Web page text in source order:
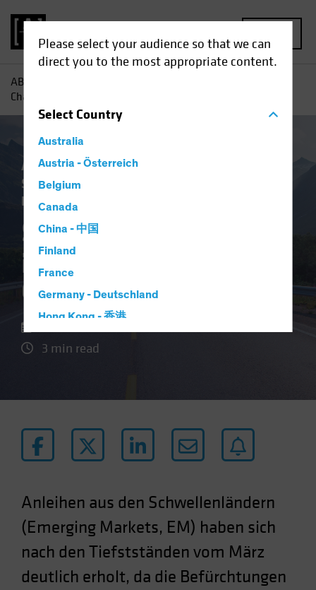
Please select your audience so that we can
direct you to the most appropriate content.
SelectCountry
Australia
Austria - Österreich
Belgium
Canada
China - 中国
Finland
France
Germany - Deutschland
Hong Kong - 香港
Latin America
Luxembourg and Other EMEA
Other Asia-Pacific
Poland
Portugal
AB
Chancen in volatilem Umfeld
Aktiv und Passiv Niedrigzinsumfeld
Schwellenländer
Blog
Schwellenländeranle
ihen
Chancen in volatilem Umfeld
3 min read
Anleihen aus den Schwellenländern
(Emerging Markets, EM) haben sich
nach den Tiefstständen vom März
deutlich erholt, da die Befürchtungen